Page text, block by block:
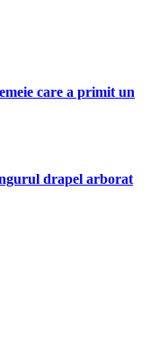
care a primit un
drapel arborat